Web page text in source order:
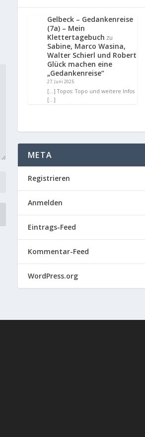
Gelbeck – Gedankenreise
(7a) – Mein
Klettertagebuch zu
Sabine, Marco Wasina,
Walter Schierl und Robert
Glück machen eine
„Gedankenreise“
27. Juni 2025
[…] Topos: Topo und weitere Infos
[…]
META
Registrieren
Anmelden
Eintrags-Feed
Kommentar-Feed
WordPress.org